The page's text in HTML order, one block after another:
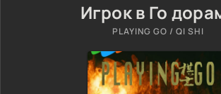
Игрок в Го
PLAYING GO / QI SHI